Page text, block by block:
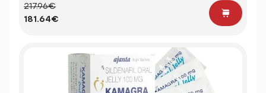
217.96€
181.64€